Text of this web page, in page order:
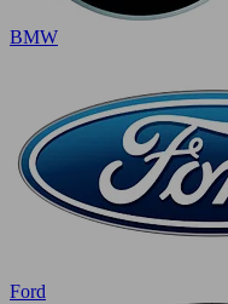
BMW
Ford